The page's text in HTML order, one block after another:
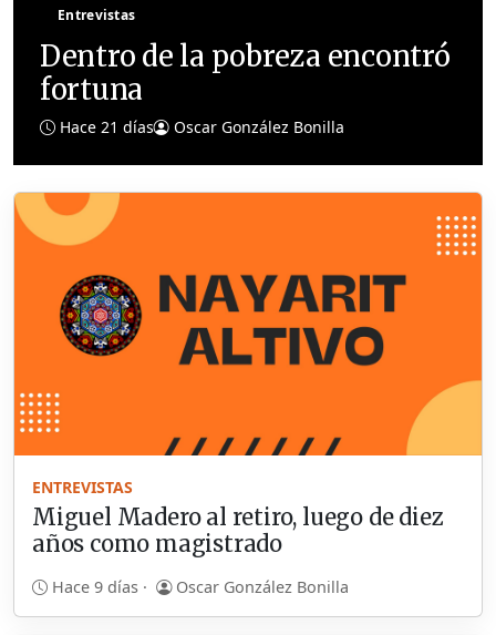
Entrevistas
Dentro de la pobreza encontró
fortuna
Hace 21 días Oscar González Bonilla
ENTREVISTAS
Miguel Madero al retiro, luego de diez
años como magistrado
Hace 9 días · Oscar González Bonilla